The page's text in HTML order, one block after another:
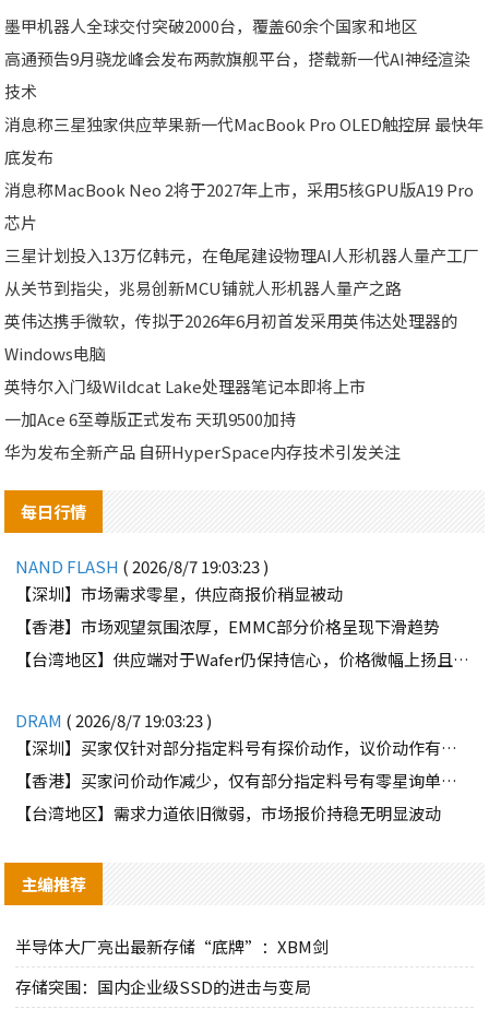
墨甲机器人全球交付突破2000台，覆盖60余个国家和地区
高通预告9月骁龙峰会发布两款旗舰平台，搭载新一代AI神经渲染
技术
消息称三星独家供应苹果新一代MacBook Pro OLED触控屏 最快年
底发布
消息称MacBook Neo 2将于2027年上市，采用5核GPU版A19 Pro
芯片
三星计划投入13万亿韩元，在龟尾建设物理AI人形机器人量产工厂
从关节到指尖，兆易创新MCU铺就人形机器人量产之路
英伟达携手微软，传拟于2026年6月初首发采用英伟达处理器的
Windows电脑
英特尔入门级Wildcat Lake处理器笔记本即将上市
一加Ace 6至尊版正式发布 天玑9500加持
华为发布全新产品 自研HyperSpace内存技术引发关注
每日行情
NAND FLASH ( 2026/8/7 19:03:23 )
【深圳】市场需求零星，供应商报价稍显被动
【香港】市场观望氛围浓厚，EMMC部分价格呈现下滑趋势
【台湾地区】供应端对于Wafer仍保持信心，价格微幅上扬且惜售态度不变
DRAM ( 2026/8/7 19:03:23 )
【深圳】买家仅针对部分指定料号有探价动作，议价动作有所减少
【香港】买家问价动作减少，仅有部分指定料号有零星询单动作
【台湾地区】需求力道依旧微弱，市场报价持稳无明显波动
主编推荐
半导体大厂亮出最新存储“底牌”：XBM剑
存储突围：国内企业级SSD的进击与变局